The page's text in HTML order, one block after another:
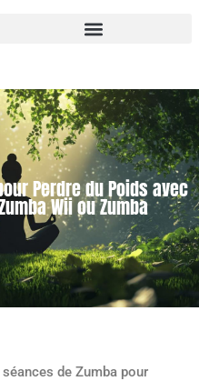
Perdre du Poids avec
Wii ou Zumba
de Zumba pour